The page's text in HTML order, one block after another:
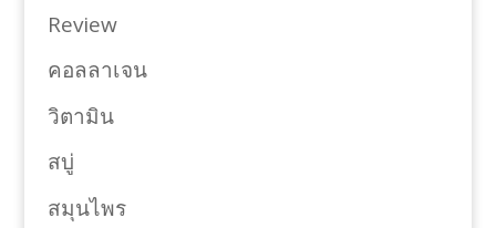
Review
คอลลาเจน
วิตามิน
สบู่
สมุนไพร